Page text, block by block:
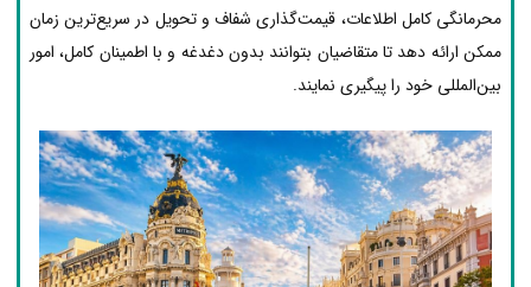
محرمانگی کامل اطلاعات، قیمت‌گذاری شفاف و تحویل در سریع‌ترین زمان
ممکن ارائه دهد تا متقاضیان بتوانند بدون دغدغه و با اطمینان کامل، امور
بین‌المللی خود را پیگیری نمایند.